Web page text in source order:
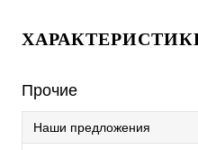
Прочие
Наши предложения